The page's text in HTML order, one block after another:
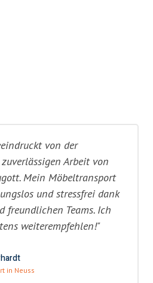
von der
Arbeit von
Mein Möbeltransport
und stressfrei dank
freundlichen Teams. Ich
weiterempfehlen!"
in Neuss